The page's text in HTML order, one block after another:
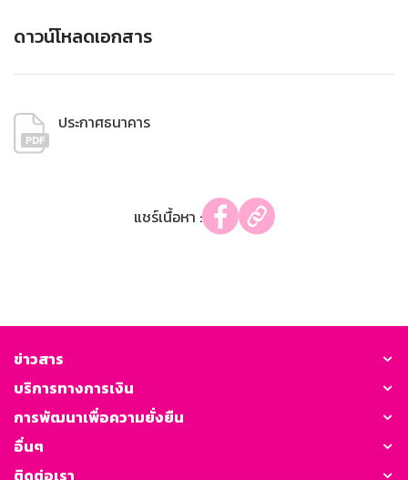
ดาวน์โหลดเอกสาร
ประกาศธนาคาร
แชร์เนื้อหา :
ข่าวสาร
บริการทางการเงิน
การพัฒนาเพื่อความยั่งยืน
อื่นๆ